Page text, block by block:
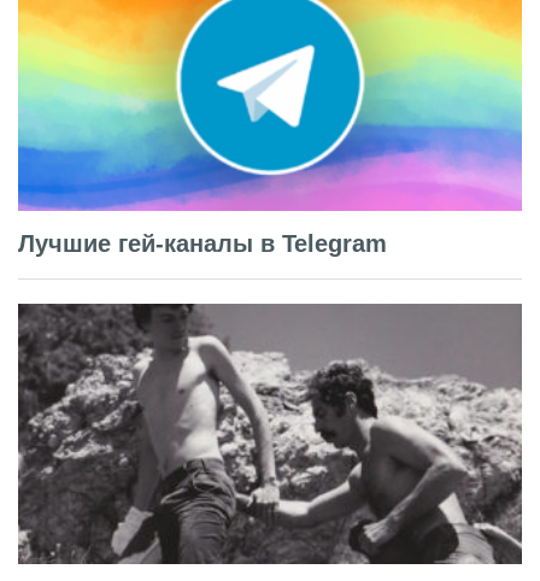
Лучшие гей-каналы в Telegram